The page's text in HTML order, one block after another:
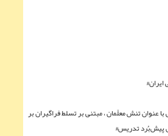
تنش معلّمان ، مبتنی بر تسلط فراگیران بر
پیش‌بُرد تدریس#